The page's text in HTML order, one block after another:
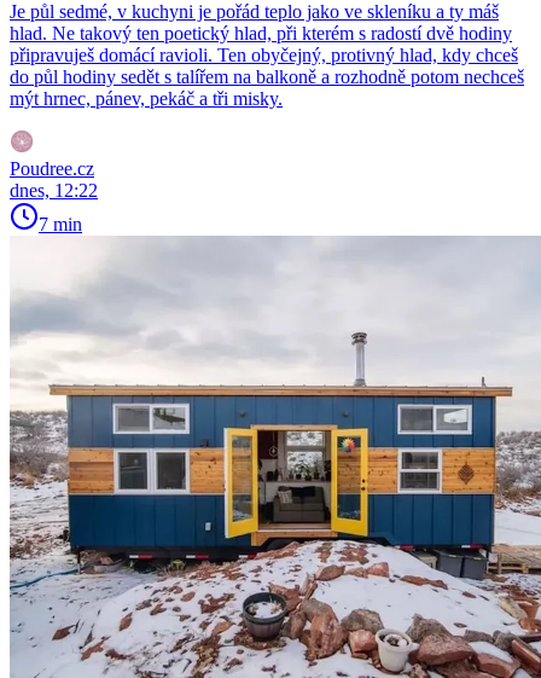
Je půl sedmé, v kuchyni je pořád teplo jako ve skleníku a ty máš
hlad. Ne takový ten poetický hlad, při kterém s radostí dvě hodiny
připravuješ domácí ravioli. Ten obyčejný, protivný hlad, kdy chceš
do půl hodiny sedět s talířem na balkoně a rozhodně potom nechceš
mýt hrnec, pánev, pekáč a tři misky.
Poudree.cz
dnes, 12:22
7 min